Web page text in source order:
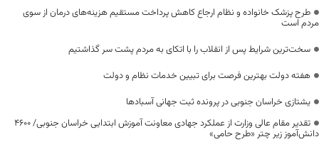
طرح پزشک خانواده و نظام ارجاع کاهش پرداخت مستقیم هزینه‌های درمان از سوی
مردم است
سخت‌ترین شرایط پس از انقلاب را با اتکای به مردم پشت سر گذاشتیم
هفته دولت بهترین فرصت برای تبیین خدمات نظام و دولت
یشتازی خراسان جنوبی در پرونده ثبت جهانی آسبادها
تقدیر مقام عالی وزارت از عملکرد جهادی معاونت آموزش ابتدایی خراسان جنوبی/ ۴۶۰۰
دانش‌آموز زیر چتر «طرح حامی»